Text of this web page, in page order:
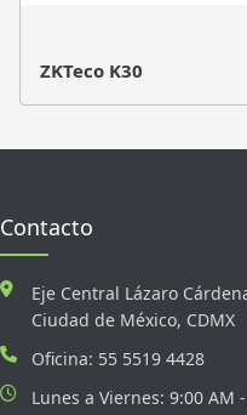
ZKTeco K30
Contacto
Eje Central Lázaro
Ciudad de México, CDMX
Oficina: 55 5519 4428
Lunes a Viernes: 9:00 AM